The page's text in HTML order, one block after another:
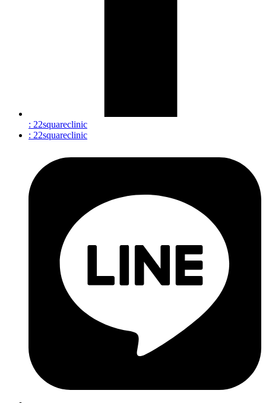
: 22squareclinic
: 22squareclinic